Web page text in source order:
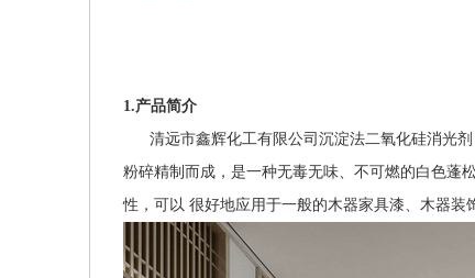
1.产品简介
清远市鑫辉化工有限公司沉淀法二氧化硅消光剂
粉碎精制而成，是一种无毒无味、不可燃的白色蓬
性，可以 很好地应用于一般的木器家具漆、木器装